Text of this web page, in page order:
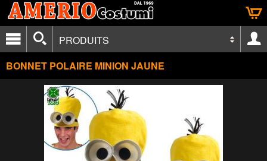
PRODUITS
BONNET POLAIRE MINION JAUNE